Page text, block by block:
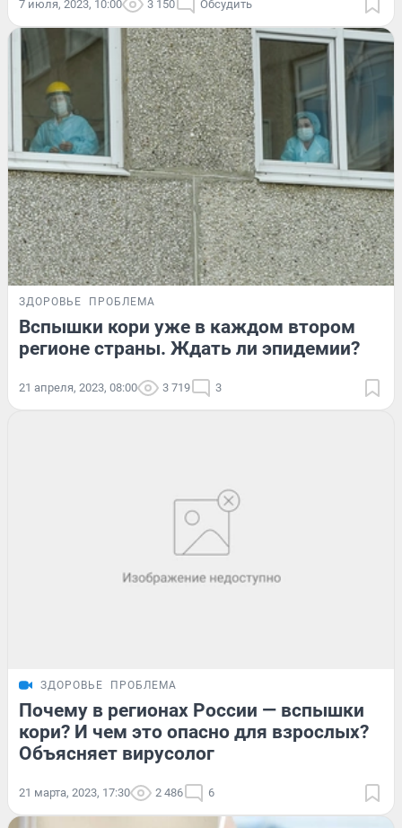
7 июля, 2023, 10:00 3 150 Обсудить
ЗДОРОВЬЕ ПРОБЛЕМА
Вспышки кори уже в каждом втором
регионе страны. Ждать ли эпидемии?
21 апреля, 2023, 08:00 3 719 3
ЗДОРОВЬЕ ПРОБЛЕМА
Почему в регионах России — вспышки
кори? И чем это опасно для взрослых?
Объясняет вирусолог
21 марта, 2023, 17:30 2 486 6